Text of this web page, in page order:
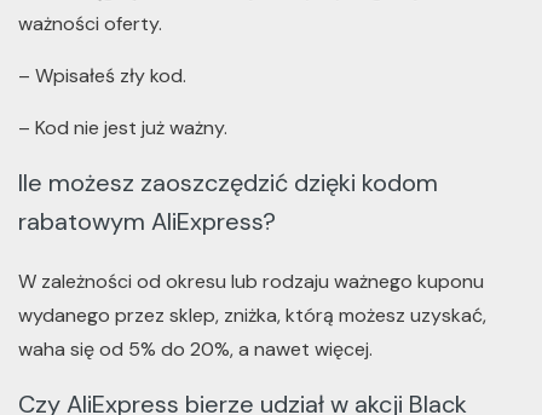
ważności oferty.
– Wpisałeś zły kod.
– Kod nie jest już ważny.
Ile możesz zaoszczędzić dzięki kodom
rabatowym AliExpress?
W zależności od okresu lub rodzaju ważnego kuponu
wydanego przez sklep, zniżka, którą możesz uzyskać,
waha się od 5% do 20%, a nawet więcej.
Czy AliExpress bierze udział w akcji Black